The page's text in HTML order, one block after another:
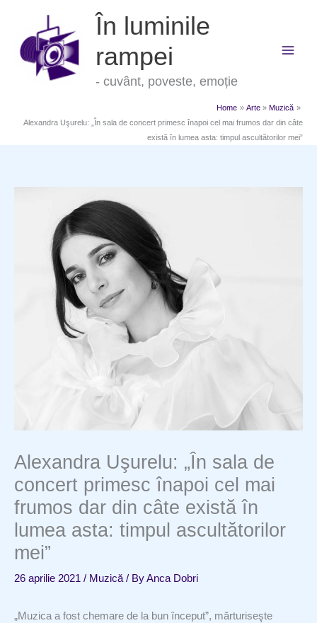
content
În luminile
rampei
- cuvânt, poveste, emoție
Home Arte
Muzică
Alexandra Uşurelu: „În sala de concert primesc înapoi cel mai frumos dar din câte
există în lumea asta: timpul ascultătorilor mei”
Alexandra Uşurelu: „În sala de
concert primesc înapoi cel mai
frumos dar din câte există în
lumea asta: timpul ascultătorilor
mei”
26 aprilie 2021 / Muzică / ByAnca Dobri
„Muzica a fost chemare de la bun început”, mărturiseşte